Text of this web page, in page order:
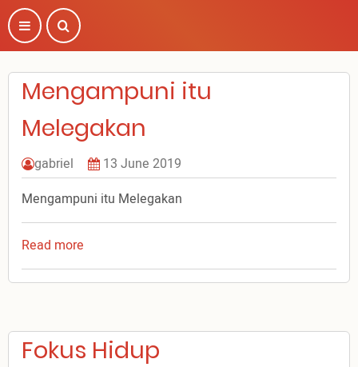
Skip
to
main
content
Mengampuni itu
Melegakan
gabriel
13 June 2019
Mengampuni itu Melegakan
Read more
Mengampuni
itu
Fokus Hidup